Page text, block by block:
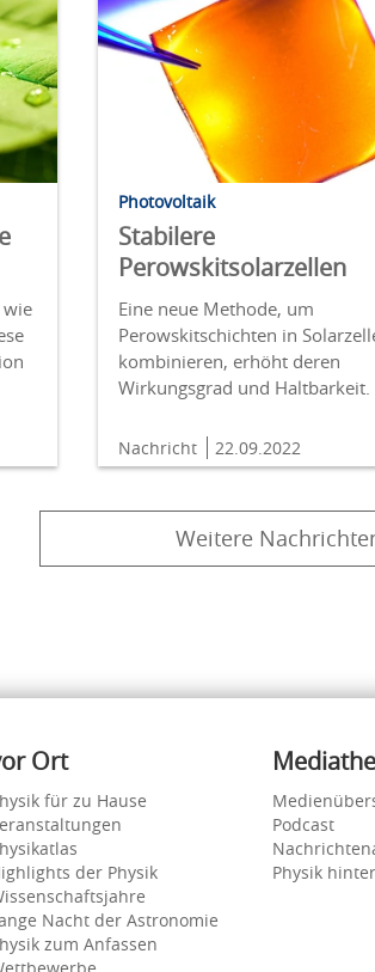
Photovoltaik
Stabilere
Perowskitsolarzellen
Eine neue Methode, um
Perowskitschichten in
kombinieren, erhöht deren
Wirkungsgrad und Haltbarkeit.
Nachricht 22.09.2022
Weitere
Ort
für zu Hause
der Physik
Nacht der Astronomie
zum Anfassen
Podcast
Physik